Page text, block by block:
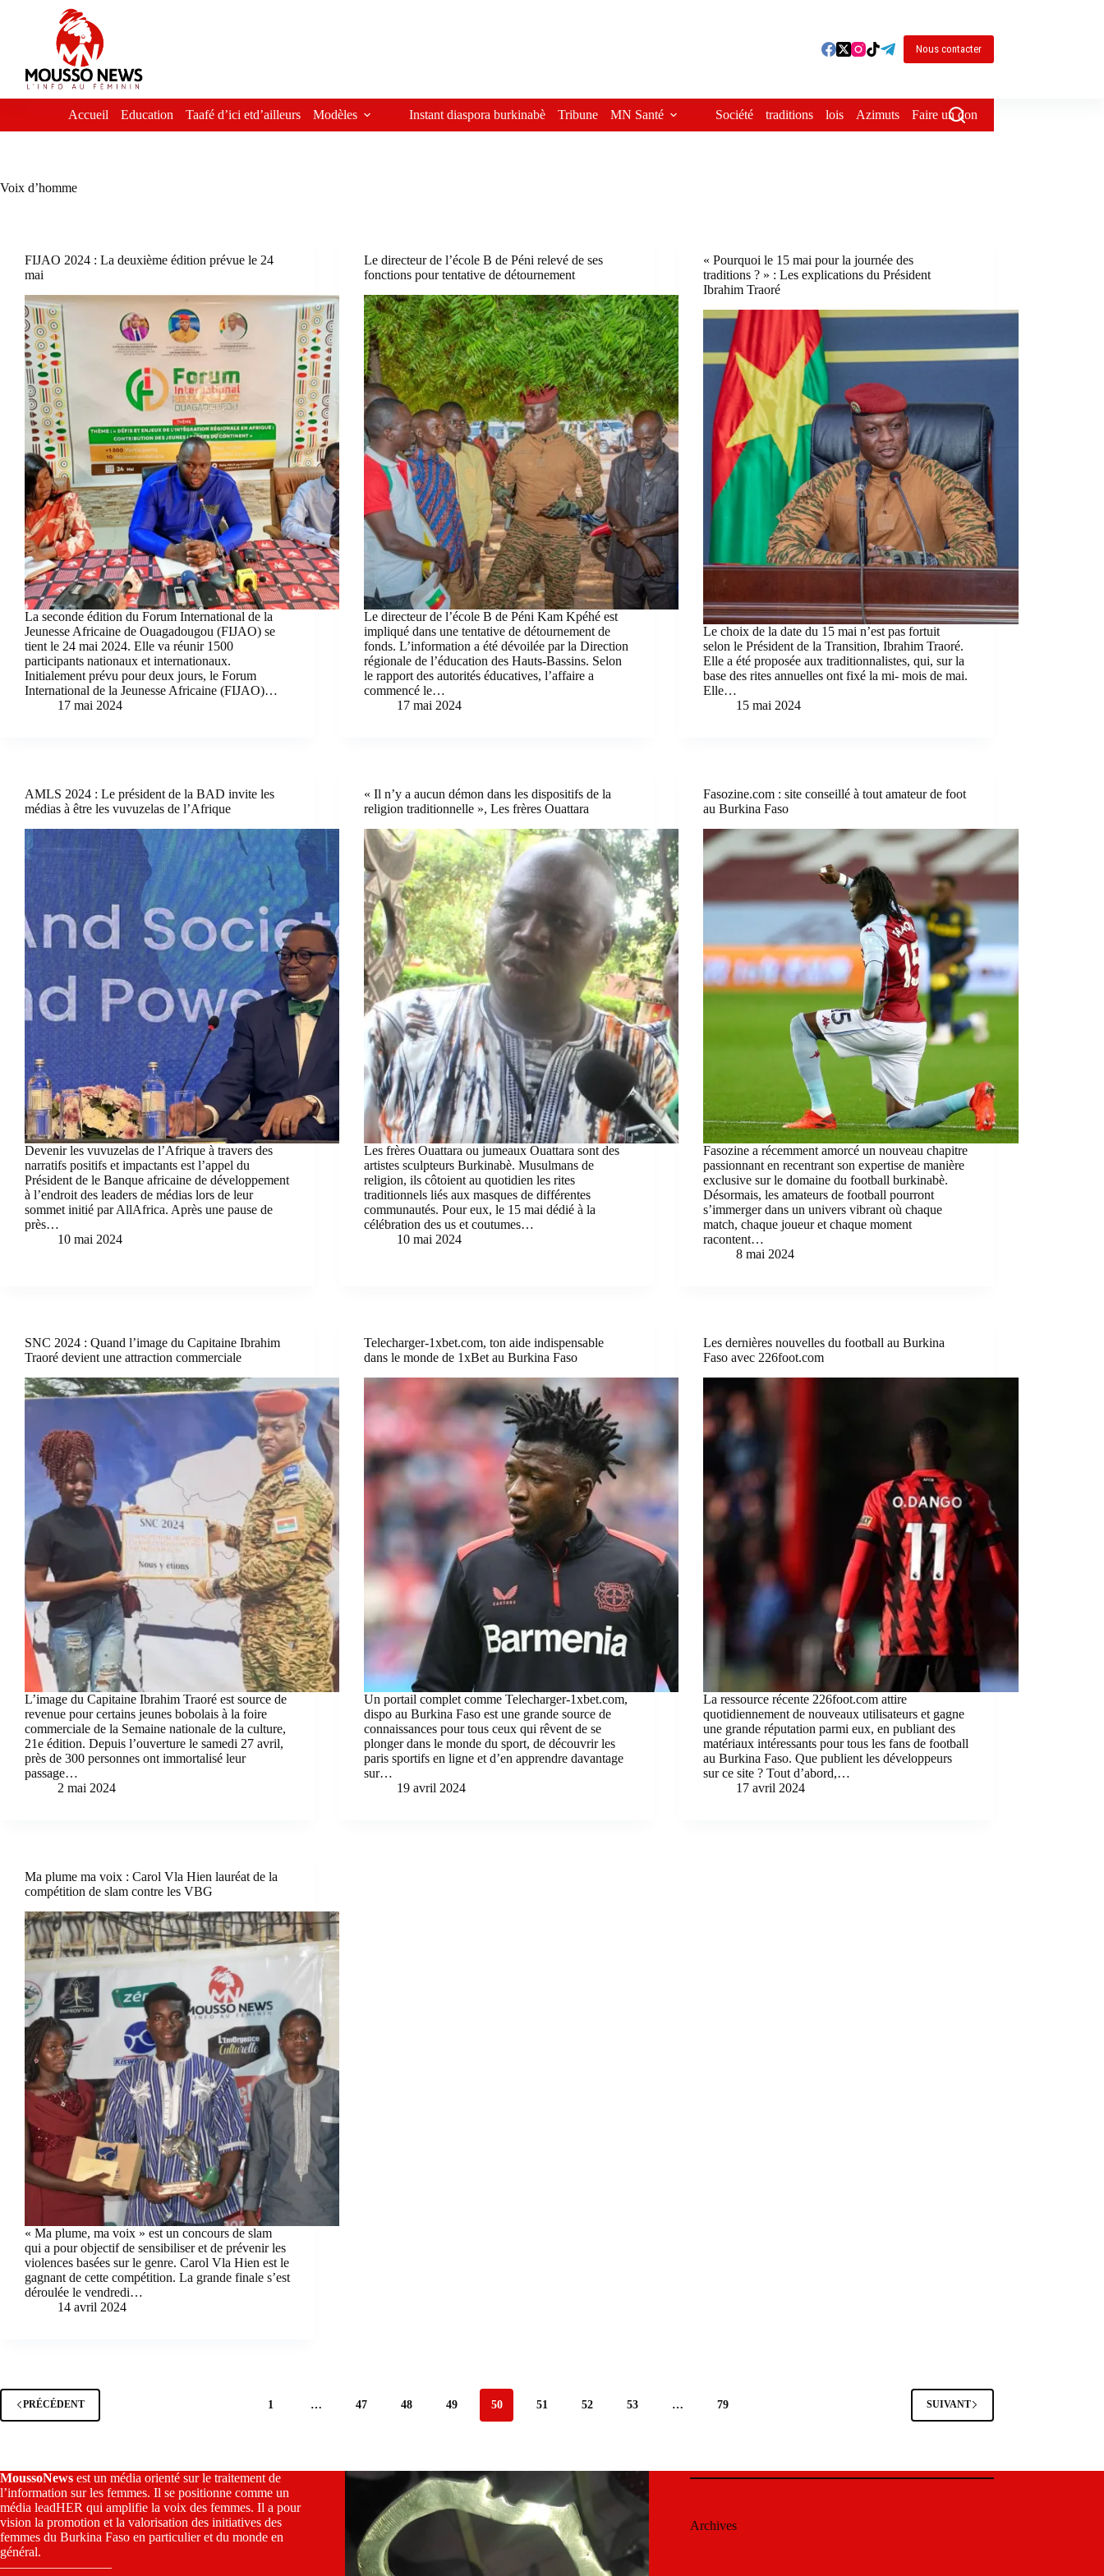
Nous contacter
Accueil Education Taafé d’ici etd’ailleurs Modèles Instant diaspora burkinabè Tribune MN Santé Société traditions lois Azimuts Faire un don
Voix d’homme
FIJAO 2024 : La deuxième édition prévue le 24
mai
La seconde édition du Forum International de la
Jeunesse Africaine de Ouagadougou (FIJAO) se
tient le 24 mai 2024. Elle va réunir 1500
participants nationaux et internationaux.
Initialement prévu pour deux jours, le Forum
International de la Jeunesse Africaine (FIJAO)…
17 mai 2024
Le directeur de l’école B de Péni relevé de ses
fonctions pour tentative de détournement
Le directeur de l’école B de Péni Kam Kpéhé est
impliqué dans une tentative de détournement de
fonds. L’information a été dévoilée par la Direction
régionale de l’éducation des Hauts-Bassins. Selon
le rapport des autorités éducatives, l’affaire a
commencé le…
17 mai 2024
« Pourquoi le 15 mai pour la journée des
traditions ? » : Les explications du Président
Ibrahim Traoré
Le choix de la date du 15 mai n’est pas fortuit
selon le Président de la Transition, Ibrahim Traoré.
Elle a été proposée aux traditionnalistes, qui, sur la
base des rites annuelles ont fixé la mi- mois de mai.
Elle…
15 mai 2024
AMLS 2024 : Le président de la BAD invite les
médias à être les vuvuzelas de l’Afrique
Devenir les vuvuzelas de l’Afrique à travers des
narratifs positifs et impactants est l’appel du
Président de le Banque africaine de développement
à l’endroit des leaders de médias lors de leur
sommet initié par AllAfrica. Après une pause de
près…
10 mai 2024
« Il n’y a aucun démon dans les dispositifs de la
religion traditionnelle », Les frères Ouattara
Les frères Ouattara ou jumeaux Ouattara sont des
artistes sculpteurs Burkinabè. Musulmans de
religion, ils côtoient au quotidien les rites
traditionnels liés aux masques de différentes
communautés. Pour eux, le 15 mai dédié à la
célébration des us et coutumes…
10 mai 2024
Fasozine.com : site conseillé à tout amateur de foot
au Burkina Faso
Fasozine a récemment amorcé un nouveau chapitre
passionnant en recentrant son expertise de manière
exclusive sur le domaine du football burkinabè.
Désormais, les amateurs de football pourront
s’immerger dans un univers vibrant où chaque
match, chaque joueur et chaque moment
racontent…
8 mai 2024
SNC 2024 : Quand l’image du Capitaine Ibrahim
Traoré devient une attraction commerciale
L’image du Capitaine Ibrahim Traoré est source de
revenue pour certains jeunes bobolais à la foire
commerciale de la Semaine nationale de la culture,
21e édition. Depuis l’ouverture le samedi 27 avril,
près de 300 personnes ont immortalisé leur
passage…
2 mai 2024
Telecharger-1xbet.com, ton aide indispensable
dans le monde de 1xBet au Burkina Faso
Un portail complet comme Telecharger-1xbet.com,
dispo au Burkina Faso est une grande source de
connaissances pour tous ceux qui rêvent de se
plonger dans le monde du sport, de découvrir les
paris sportifs en ligne et d’en apprendre davantage
sur…
19 avril 2024
Les dernières nouvelles du football au Burkina
Faso avec 226foot.com
La ressource récente 226foot.com attire
quotidiennement de nouveaux utilisateurs et gagne
une grande réputation parmi eux, en publiant des
matériaux intéressants pour tous les fans de football
au Burkina Faso. Que publient les développeurs
sur ce site ? Tout d’abord,…
17 avril 2024
Ma plume ma voix : Carol Vla Hien lauréat de la
compétition de slam contre les VBG
« Ma plume, ma voix » est un concours de slam
qui a pour objectif de sensibiliser et de prévenir les
violences basées sur le genre. Carol Vla Hien est le
gagnant de cette compétition. La grande finale s’est
déroulée le vendredi…
14 avril 2024
PRÉCÉDENT 1 … 47 48 49 50 51 52 53 … 79 SUIVANT
MoussoNews est un média orienté sur le traitement de
l’information sur les femmes. Il se positionne comme un
média leadHER qui amplifie la voix des femmes. Il a pour
vision la promotion et la valorisation des initiatives des
femmes du Burkina Faso en particulier et du monde en
général.
————————–
Archives